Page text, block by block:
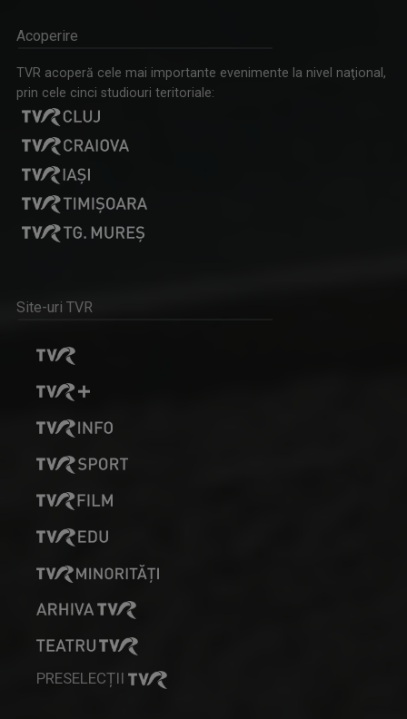
Acoperire
TVR acoperă cele mai importante evenimente la nivel naţional,
prin cele cinci studiouri teritoriale:
Site-uri TVR
PRESELECȚII